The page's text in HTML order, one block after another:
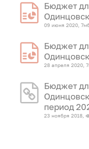
Бюджет
09 июня 2020,
Бюджет
28 апреля 2020,
Бюджет
период
23 ноября 2018,